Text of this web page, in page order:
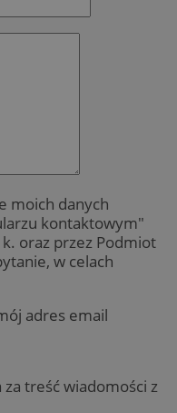
moich danych
kontaktowym"
oraz przez Podmiot
w celach
adres email
treść wiadomości z